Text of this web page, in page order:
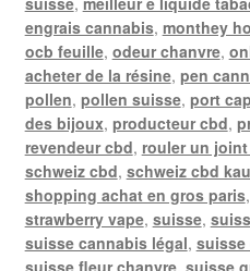
engrais cannabis, monthey
ocb feuille, odeur chanvre,
acheter de la résine, pen
pollen, pollen suisse, port
des bijoux, producteur cbd,
revendeur cbd, rouler un
schweiz cbd, schweiz cbd
shopping achat en gros paris,
strawberry vape, suisse,
suisse cannabis légal,
suisse fleur chanvre, suisse